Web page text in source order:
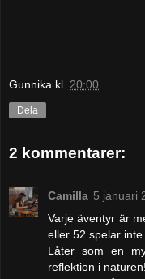
Gunnika kl. 20:00
Dela
2 kommentarer:
Camilla 5 januari
Varje äventyr är
eller 52 spelar inte
Låter som en
reflektion i naturen!